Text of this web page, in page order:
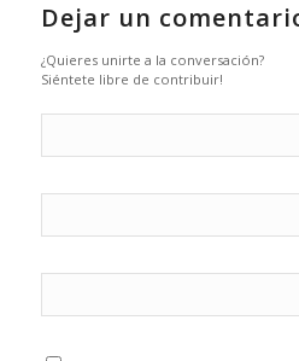
Dejar un
¿Quieres unirte a la conversación?
Siéntete libre de contribuir!